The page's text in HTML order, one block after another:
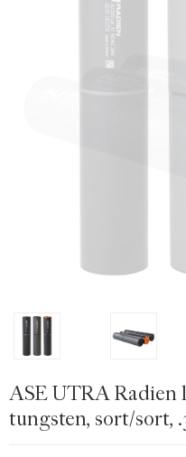
ASE UTRA Radien
tungsten, sort/sort,